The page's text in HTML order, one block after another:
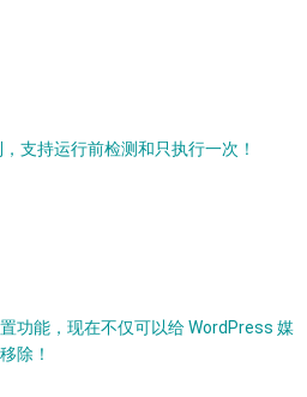
支持运行前检测和只执行一次！
功能，现在不仅可以给 WordPress 媒
除！